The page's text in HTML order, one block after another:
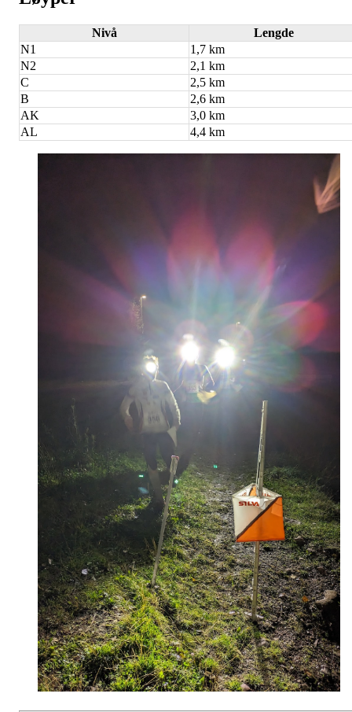
Nivå
Lengde
N1
1,7 km
N2
2,1 km
C
2,5 km
B
2,6 km
AK
3,0 km
AL
4,4 km